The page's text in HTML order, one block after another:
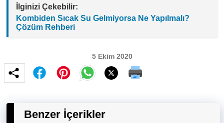
İlginizi Çekebilir:
Kombiden Sıcak Su Gelmiyorsa Ne Yapılmalı?
Çözüm Rehberi
5 Ekim 2020
Benzer İçerikler